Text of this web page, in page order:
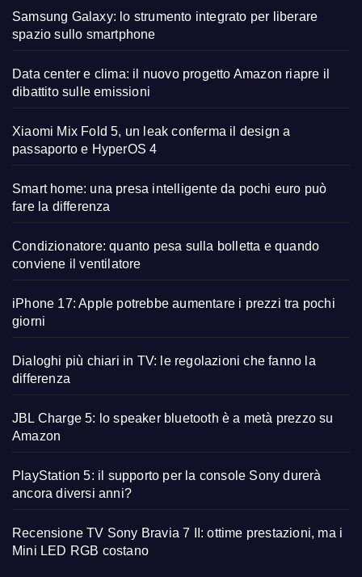
Samsung Galaxy: lo strumento integrato per liberare
spazio sullo smartphone
Data center e clima: il nuovo progetto Amazon riapre il
dibattito sulle emissioni
Xiaomi Mix Fold 5, un leak conferma il design a
passaporto e HyperOS 4
Smart home: una presa intelligente da pochi euro può
fare la differenza
Condizionatore: quanto pesa sulla bolletta e quando
conviene il ventilatore
iPhone 17: Apple potrebbe aumentare i prezzi tra pochi
giorni
Dialoghi più chiari in TV: le regolazioni che fanno la
differenza
JBL Charge 5: lo speaker bluetooth è a metà prezzo su
Amazon
PlayStation 5: il supporto per la console Sony durerà
ancora diversi anni?
Recensione TV Sony Bravia 7 II: ottime prestazioni, ma i
Mini LED RGB costano